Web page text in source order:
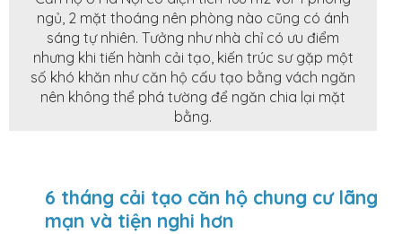
ngủ, 2 mặt thoáng nên phòng nào cũng có ánh
sáng tự nhiên. Tưởng như nhà chỉ có ưu điểm
nhưng khi tiến hành cải tạo, kiến trúc sư gặp một
số khó khăn như căn hộ cấu tạo bằng vách ngăn
nên không thể phá tường để ngăn chia lại mặt
bằng.
6 tháng cải tạo căn hộ chung cư lãng
mạn và tiện nghi hơn